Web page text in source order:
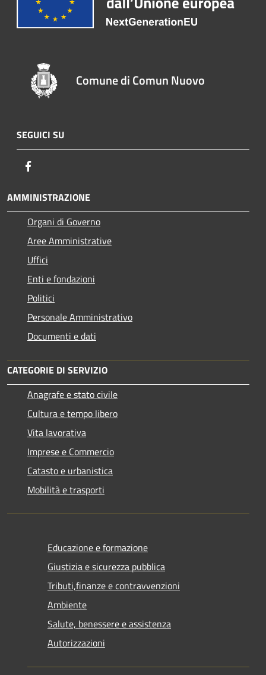
Comune di Comun Nuovo
SEGUICI SU
AMMINISTRAZIONE
Organi di Governo
Aree Amministrative
Uffici
Enti e fondazioni
Politici
Personale Amministrativo
Documenti e dati
CATEGORIE DI SERVIZIO
Anagrafe e stato civile
Cultura e tempo libero
Vita lavorativa
Imprese e Commercio
Catasto e urbanistica
Mobilità e trasporti
Educazione e formazione
Giustizia e sicurezza pubblica
Tributi,finanze e contravvenzioni
Ambiente
Salute, benessere e assistenza
Autorizzazioni